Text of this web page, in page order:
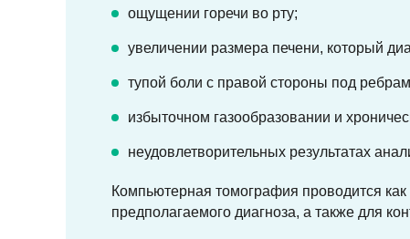
ощущении горечи во рту;
увеличении размера печени, который
тупой боли с правой стороны под
избыточном газообразовании и
неудовлетворительных результатах
Компьютерная томография проводится
предполагаемого диагноза, а также для